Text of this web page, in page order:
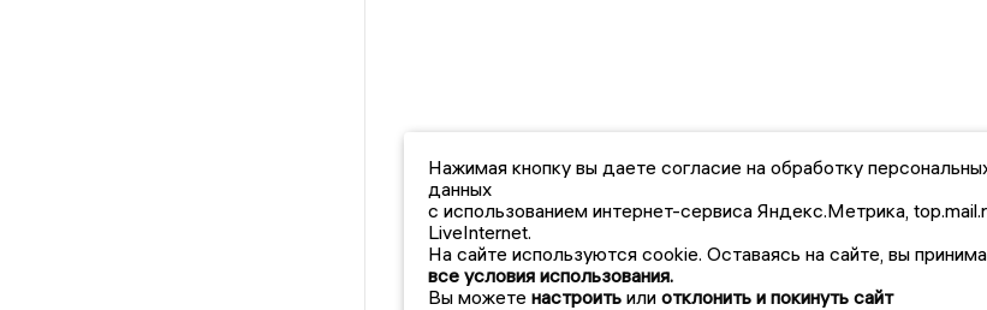
Нажимая кнопку вы даете согласие на обработку
данных
с использованием интернет-сервиса Яндекс.Метрика,
LiveInternet.
На сайте используются cookie. Оставаясь на сайте, вы
все условия использования.
Вы можете настроить или отклонить и покинуть сайт